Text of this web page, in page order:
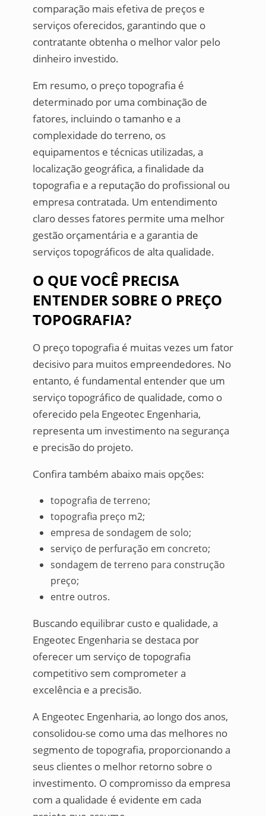
comparação mais efetiva de preços e
serviços oferecidos, garantindo que o
contratante obtenha o melhor valor pelo
dinheiro investido.
Em resumo, o preço topografia é
determinado por uma combinação de
fatores, incluindo o tamanho e a
complexidade do terreno, os
equipamentos e técnicas utilizadas, a
localização geográfica, a finalidade da
topografia e a reputação do profissional ou
empresa contratada. Um entendimento
claro desses fatores permite uma melhor
gestão orçamentária e a garantia de
serviços topográficos de alta qualidade.
O QUE VOCÊ PRECISA
ENTENDER SOBRE O PREÇO
TOPOGRAFIA?
O preço topografia é muitas vezes um fator
decisivo para muitos empreendedores. No
entanto, é fundamental entender que um
serviço topográfico de qualidade, como o
oferecido pela Engeotec Engenharia,
representa um investimento na segurança
e precisão do projeto.
Confira também abaixo mais opções:
topografia de terreno;
topografia preço m2;
empresa de sondagem de solo;
serviço de perfuração em concreto;
sondagem de terreno para construção
preço;
entre outros.
Buscando equilibrar custo e qualidade, a
Engeotec Engenharia se destaca por
oferecer um serviço de topografia
competitivo sem comprometer a
excelência e a precisão.
A Engeotec Engenharia, ao longo dos anos,
consolidou-se como uma das melhores no
segmento de topografia, proporcionando a
seus clientes o melhor retorno sobre o
investimento. O compromisso da empresa
com a qualidade é evidente em cada